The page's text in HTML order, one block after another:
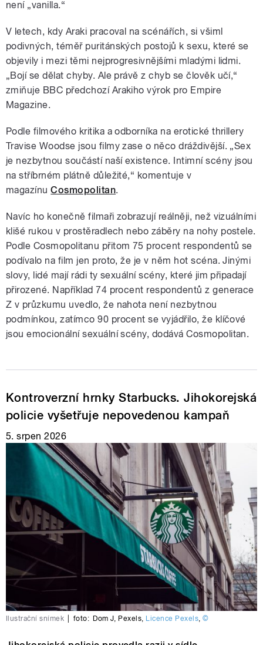
není „vanilla.“
V letech, kdy Araki pracoval na scénářích, si všiml
podivných, téměř puritánských postojů k sexu, které se
objevily i mezi těmi nejprogresivnějšími mladými lidmi.
„Bojí se dělat chyby. Ale právě z chyb se člověk učí,“
zmiňuje BBC předchozí Arakiho výrok pro Empire
Magazine.
Podle filmového kritika a odborníka na erotické thrillery
Travise Woodse jsou filmy zase o něco dráždivější. „Sex
je nezbytnou součástí naší existence. Intimní scény jsou
na stříbrném plátně důležité,“ komentuje v
magazínu Cosmopolitan.
Navíc ho konečně filmaři zobrazují reálněji, než vizuálními
klišé rukou v prostěradlech nebo záběry na nohy postele.
Podle Cosmopolitanu přitom 75 procent respondentů se
podívalo na film jen proto, že je v něm hot scéna. Jinými
slovy, lidé mají rádi ty sexuální scény, které jim připadají
přirozené. Například 74 procent respondentů z generace
Z v průzkumu uvedlo, že nahota není nezbytnou
podmínkou, zatímco 90 procent se vyjádřilo, že klíčové
jsou emocionální sexuální scény, dodává Cosmopolitan.
Kontroverzní hrnky Starbucks. Jihokorejská
policie vyšetřuje nepovedenou kampaň
5. srpen 2026
Ilustrační snímek foto: Dom J ,Pexels Licence Pexels ©